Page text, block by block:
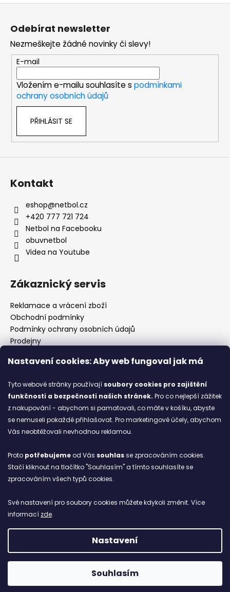
Nastavení cookies: Aby web fungoval jak má
Tyto webové stránky používají soubory cookies pro zajištění
funkčnosti a bezpečnosti našich stránek. Pro co nejlepší zážitek
z nakupování - abychom si pamatovali, co máte v košíku, abyste
se nemuseli pokaždé přihlašovat. Pro marketingové účely, abychom
Vás neobtěžovali nevhodnou reklamou.
Proto potřebujemeod Vás souhlasse zpracováním cookies.
Stačí kliknout na tlačítko "Souhlasím" a tímto souhlasíte se
zpracováním všech typů cookies.
Své nastavení pro soubory cookies můžete kdykoli změnit. Více
informací zde.
Nastavení
Souhlasím
Z
Odebírat newsletter
Nezmeškejte žádné novinky či slevy!
E-mail
Vložením e-mailu souhlasíte s podmínkami
ochrany osobních údajů
PŘIHLÁSIT SE
Kontakt
eshop@netbol.cz
+420 777 721 724
Netbol na Facebooku
obuvnetbol
Videa na Youtube
Zákaznický servis
Reklamace a vrácení zboží
Obchodní podmínky
Podmínky ochrany osobních údajů
Prodejny
Značky
Blog
Ze starých bot staronové
ARCHIV
Facebook
Copyright 2026NETBOL. Všechna práva vyhrazena.